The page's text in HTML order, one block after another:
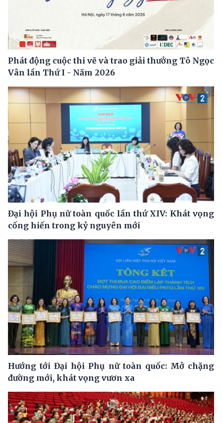
Phát động cuộc thi vẽ và trao giải thưởng Tô Ngọc
Vân lần Thứ I - Năm 2026
Đại hội Phụ nữ toàn quốc lần thứ XIV: Khát vọng
cống hiến trong kỷ nguyên mới
Hướng tới Đại hội Phụ nữ toàn quốc: Mở chặng
đường mới, khát vọng vươn xa